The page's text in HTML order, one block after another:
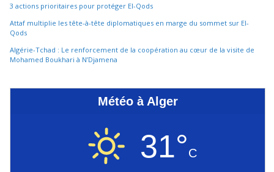
3 actions prioritaires pour protéger El-Qods
Attaf multiplie les tête-à-tête diplomatiques en marge du sommet sur El-
Qods
Algérie-Tchad : Le renforcement de la coopération au cœur de la visite de
Mohamed Boukhari à N’Djamena
Météo à Alger
31°C